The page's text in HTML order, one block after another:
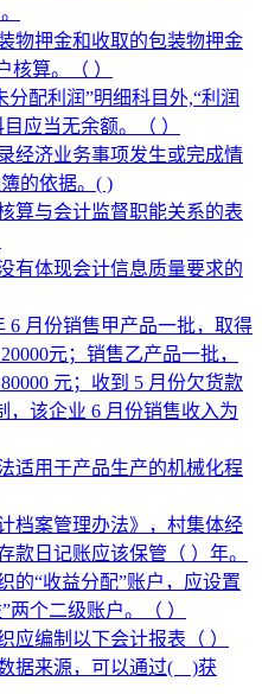
物押金和收取的包装物押金
核算。（ ）
分配利润”明细科目外,“利润
应当无余额。（ ）
经济业务事项发生或完成情
的依据。( )
算与会计监督职能关系的表
有体现会计信息质量要求的
6 月份销售甲产品一批，取得
元；销售乙产品一批，
元；收到 5 月份欠货款
，该企业 6 月份销售收入为
适用于产品生产的机械化程
档案管理办法》，村集体经
款日记账应该保管（ ）年。
的“收益分配”账户，应设置
两个二级账户。（ ）
应编制以下会计报表（ ）
据来源，可以通过( )获